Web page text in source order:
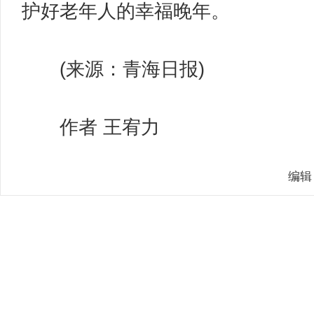
护好老年人的幸福晚年。
(来源：青海日报)
作者 王宥力
编